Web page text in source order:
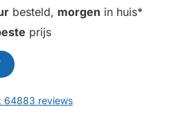
besteld, morgen in huis*
prijs
64883 reviews